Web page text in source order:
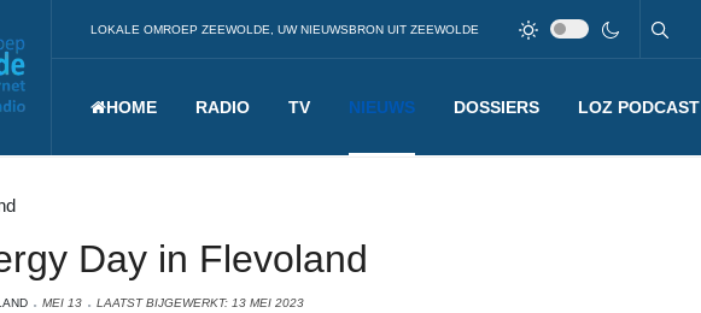
LOKALE OMROEP ZEEWOLDE, UW NIEUWSBRON UIT ZEEWOLDE
HOME RADIO TV NIEUWS DOSSIERS LOZ PODCAST
Day in Flevoland
MEI 13 LAATST BIJGEWERKT: 13 MEI 2023